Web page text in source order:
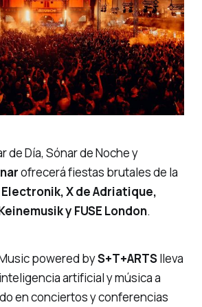
de Día, Sónar de Nochey
ofrecerá fiestas brutales de la
Electronik, X de Adriatique,
y FUSE London.
powered byS+T+ARTSlleva
artificial y música a
en conciertos y conferencias